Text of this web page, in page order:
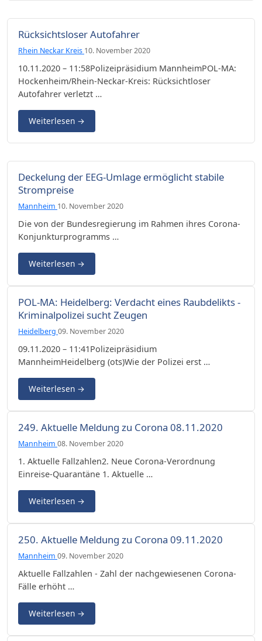
Rücksichtsloser Autofahrer
Rhein Neckar Kreis 10. November 2020
10.11.2020 – 11:58Polizeipräsidium MannheimPOL-MA:
Hockenheim/Rhein-Neckar-Kreis: Rücksichtloser
Autofahrer verletzt …
Weiterlesen →
Deckelung der EEG-Umlage ermöglicht stabile
Strompreise
Mannheim 10. November 2020
Die von der Bundesregierung im Rahmen ihres Corona-
Konjunkturprogramms …
Weiterlesen →
POL-MA: Heidelberg: Verdacht eines Raubdelikts -
Kriminalpolizei sucht Zeugen
Heidelberg 09. November 2020
09.11.2020 – 11:41Polizeipräsidium
MannheimHeidelberg (ots)Wie der Polizei erst …
Weiterlesen →
249. Aktuelle Meldung zu Corona 08.11.2020
Mannheim 08. November 2020
1. Aktuelle Fallzahlen2. Neue Corona-Verordnung
Einreise-Quarantäne 1. Aktuelle …
Weiterlesen →
250. Aktuelle Meldung zu Corona 09.11.2020
Mannheim 09. November 2020
Aktuelle Fallzahlen - Zahl der nachgewiesenen Corona-
Fälle erhöht …
Weiterlesen →